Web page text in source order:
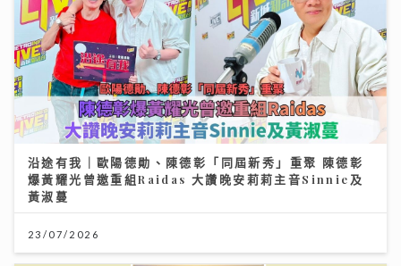
沿途有我｜歐陽德勛、陳德彰「同屆新秀」重聚 陳德彰
爆黃耀光曾邀重組Raidas 大讚晚安莉莉主音Sinnie及
黃淑蔓
23/07/2026